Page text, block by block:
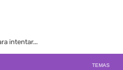
intentar...
TEMAS